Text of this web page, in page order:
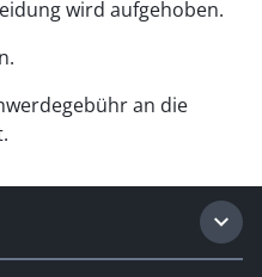
wird aufgehoben.
an die